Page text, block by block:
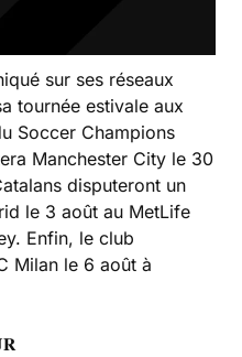
sur ses réseaux
tournée estivale aux
Soccer Champions
Manchester City le 30
disputeront un
le 3 août au MetLife
Enfin, le club
Milan le 6 août à